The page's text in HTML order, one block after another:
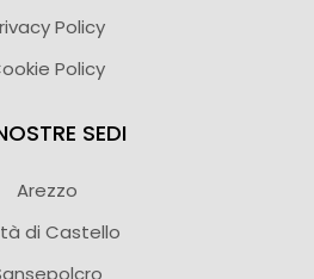
Policy
Policy
SEDI
Arezzo
di Castello